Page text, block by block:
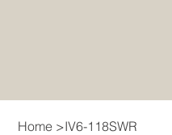
Home >IV6-118SWR